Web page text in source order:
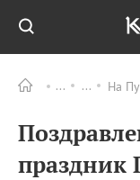
На
праздник